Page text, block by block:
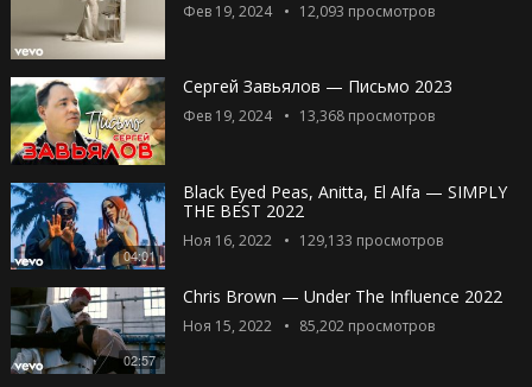
Фев 19, 2024 12,093 просмотров
Сергей Завьялов — Письмо 2023
Фев 19, 2024 13,368просмотров
04:01
Black Eyed Peas, Anitta, El Alfa — SIMPLY
THE BEST 2022
Ноя 16, 2022 129,133 просмотров
02:57
Chris Brown — Under The Influence 2022
Ноя 15, 2022 85,202просмотров